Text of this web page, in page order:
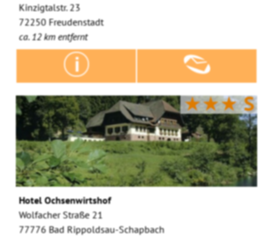
Kinzigtalstr. 23
72250 Freudenstadt
ca. 12 km entfernt
★★★S
Hotel Ochsenwirtshof
Wolfacher Straße 21
77776 Bad Rippoldsau-Schapbach